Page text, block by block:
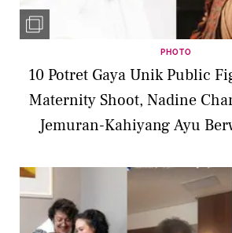
PHOTO
10 Potret Gaya Unik Public
Maternity Shoot, Nadine
Jemuran-Kahiyang Ayu